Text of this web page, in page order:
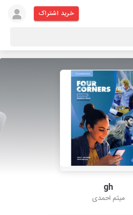
خرید اشتراک
gh
میثم احمدی